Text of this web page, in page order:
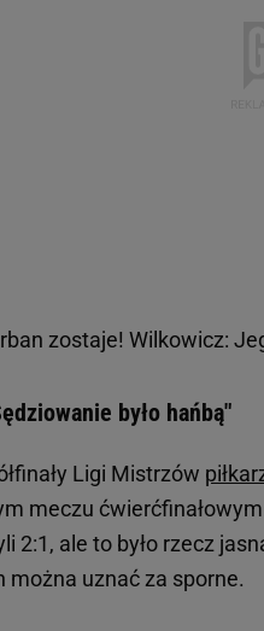
zostaje! Wilkowicz:
było hańbą"
Ligi Mistrzów
meczu
2:1, ale to było rzecz
można uznać za sporne.